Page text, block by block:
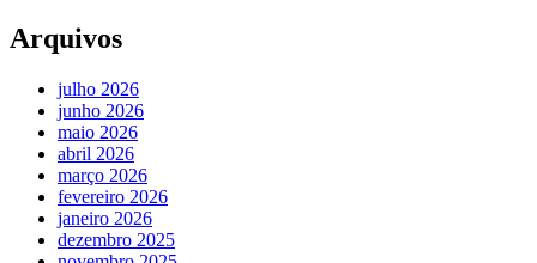
Arquivos
julho 2026
junho 2026
maio 2026
abril 2026
março 2026
fevereiro 2026
janeiro 2026
dezembro 2025